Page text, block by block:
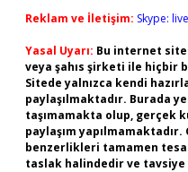
Reklam ve İletişim: Skype:
Yasal Uyarı: Bu internet
veya şahıs şirketi ile hiçbir
Sitede yalnızca kendi
paylaşılmaktadır. Burada
taşımamakta olup, gerçek
paylaşım
benzerlikleri tamamen
taslak halindedir ve